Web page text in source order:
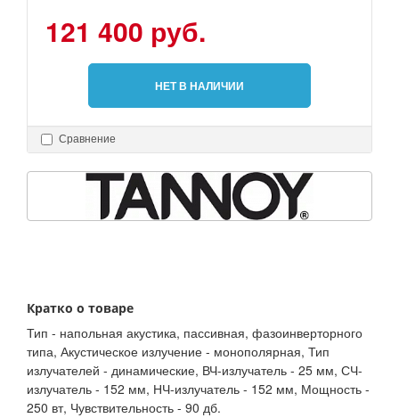
121 400 руб.
НЕТ В НАЛИЧИИ
Сравнение
Кратко о товаре
Тип - напольная акустика, пассивная, фазоинверторного
типа, Акустическое излучение - монополярная, Тип
излучателей - динамические, ВЧ-излучатель - 25 мм, СЧ-
излучатель - 152 мм, НЧ-излучатель - 152 мм, Мощность -
250 вт, Чувствительность - 90 дб.